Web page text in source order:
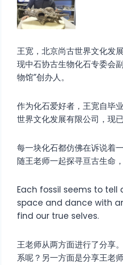
王宽，北京尚古世界文化发
现中石协古生物化石专委会
物馆”创办人。
作为化石爱好者，王宽自毕
世界文化发展有限公司，现
每一块化石都仿佛在诉说着
随王老师一起探寻亘古生命
Each fossil seems to
space and dance with
find our true selves.
王老师从两方面进行了分享
系呢？另一方面是分享王老